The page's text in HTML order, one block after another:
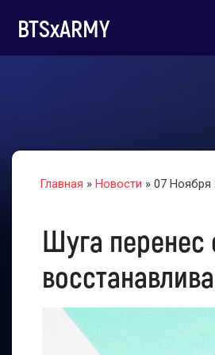
BTSxARMY
Главная » Новости » 07 Ноября
Шуга перенес